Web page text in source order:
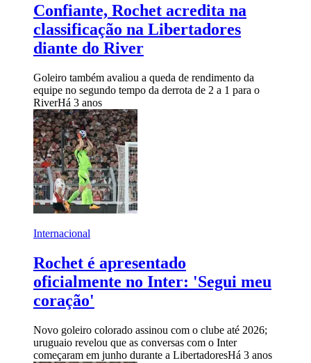
Confiante, Rochet acredita na
classificação na Libertadores
diante do River
Goleiro também avaliou a queda de rendimento da
equipe no segundo tempo da derrota de 2 a 1 para o
RiverHá 3 anos
Internacional
Rochet é apresentado
oficialmente no Inter: 'Segui meu
coração'
Novo goleiro colorado assinou com o clube até 2026;
uruguaio revelou que as conversas com o Inter
começaram em junho durante a LibertadoresHá 3 anos